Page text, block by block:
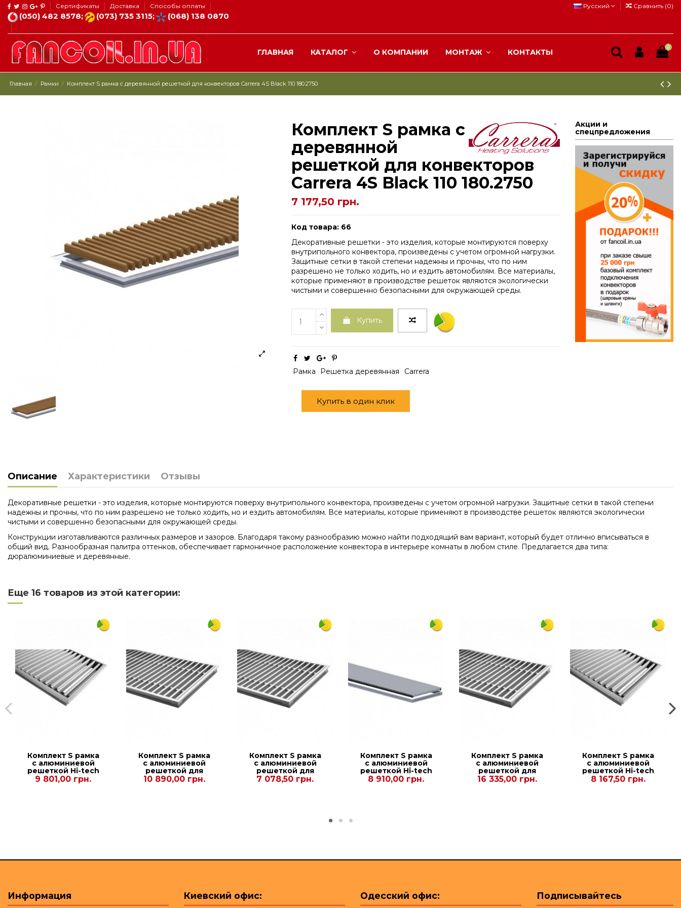
Сертификаты Доставка Способы оплаты
(050) 482 8578; (073) 735 3115; (068) 138 0870
Русский Сравнить (0)
ГЛАВНАЯ КАТАЛОГ О КОМПАНИИ МОНТАЖ КОНТАКТЫ
0
Главная Рамки Комплект S рамка с деревянной решеткой для конвекторов Carrera 4S Black 110 180.2750
Комплект S рамка с
деревянной
решеткой для конвекторов
Carrera 4S Black 110 180.2750
7 177,50 грн.
Код товара: 66
Декоративные решетки - это изделия, которые монтируются поверху
внутрипольного конвектора, произведены с учетом огромной нагрузки.
Защитные сетки в такой степени надежны и прочны, что по ним
разрешено не только ходить, но и ездить автомобилям. Все материалы,
которые применяют в производстве решеток являются экологически
чистыми и совершенно безопасными для окружающей среды.
Купить
Рамка Решетка деревянная Carrera
Купить в один клик
Акции и
спецпредложения
Описание Характеристики Отзывы
Декоративные решетки - это изделия, которые монтируются поверху внутрипольного конвектора, произведены с учетом огромной нагрузки. Защитные сетки в такой степени
надежны и прочны, что по ним разрешено не только ходить, но и ездить автомобилям. Все материалы, которые применяют в производстве решеток являются экологически
чистыми и совершенно безопасными для окружающей среды.
Конструкции изготавливаются различных размеров и зазоров. Благодаря такому разнообразию можно найти подходящий вам вариант, который будет отлично вписываться в
общий вид. Разнообразная палитра оттенков, обеспечивает гармоничное расположение конвектора в интерьере комнаты в любом стиле. Предлагается два типа:
дюралюминиевые и деревянные.
Ширина
Еще 16 товаров из этой категории:
Комплект S рамка
с алюминиевой
решеткой Hi-tech
для конвекторов
Carrera S2 Hydro
9 801,00 грн.
Комплект S рамка
с алюминиевой
решеткой для
конвекторов
Carrera S2 Inox
10 890,00 грн.
Комплект S рамка
с алюминиевой
решеткой для
конвекторов
Carrera S2 Hydro
7 078,50 грн.
Комплект S рамка
с алюминиевой
решеткой Hi-tech
для конвекторов
Carrera 4SV2 Black
8 910,00 грн.
Комплект S рамка
с алюминиевой
решеткой для
конвекторов
Carrera S2 Inox
16 335,00 грн.
Комплект S рамка
с алюминиевой
решеткой Hi-tech
для конвекторов
Carrera S Inox
8 167,50 грн.
Информация Киевский офис: Одесский офис: Подписывайтесь